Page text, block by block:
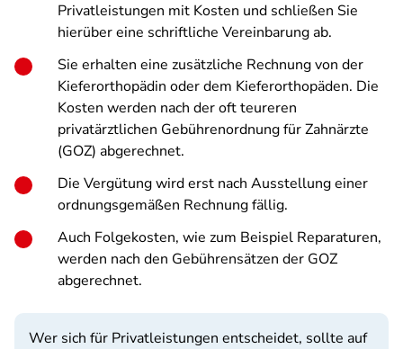
Privatleistungen mit Kosten und schließen Sie
hierüber eine schriftliche Vereinbarung ab.
Sie erhalten eine zusätzliche Rechnung von der
Kieferorthopädin oder dem Kieferorthopäden. Die
Kosten werden nach der oft teureren
privatärztlichen Gebührenordnung für Zahnärzte
(GOZ) abgerechnet.
Die Vergütung wird erst nach Ausstellung einer
ordnungsgemäßen Rechnung fällig.
Auch Folgekosten, wie zum Beispiel Reparaturen,
werden nach den Gebührensätzen der GOZ
abgerechnet.
Wer sich für Privatleistungen entscheidet, sollte auf